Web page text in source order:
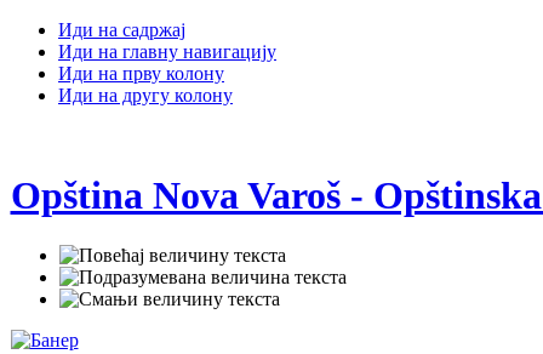
Иди на садржај
Иди на главну навигацију
Иди на прву колону
Иди на другу колону
Opština Nova Varoš -